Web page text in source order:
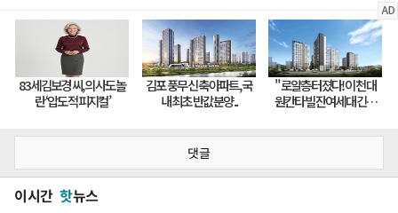
댓글
이시간 핫뉴스